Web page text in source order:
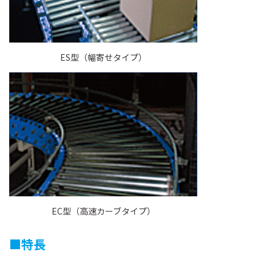
ES型（幅寄せタイプ）
EC型（高速カーブタイプ）
■特長